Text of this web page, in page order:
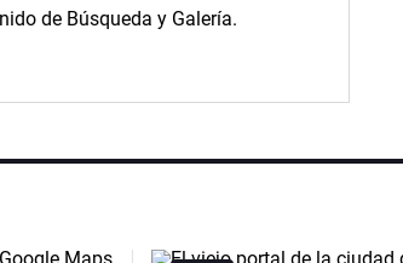
de Búsqueda y Galería.